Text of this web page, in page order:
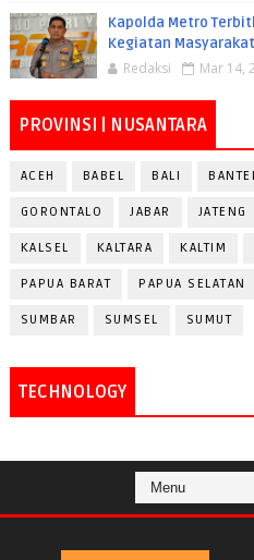
Kapolda Metro
Kegiatan
Redaksi Mar 14,
PROVINSI | NUSANTARA
ACEH BABEL BALI
GORONTALO JABAR JATENG
KALSEL KALTARA KALTIM
PAPUA BARAT PAPUA SELATAN
SUMBAR SUMSEL SUMUT
TECHNOLOGY